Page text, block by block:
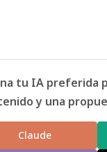
tu IA preferida
y una
Claude